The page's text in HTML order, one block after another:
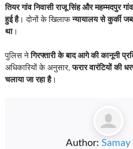
तियर गांव निवासी राजू सिंह और महम्मदपुर
हुई है। दोनों के खिलाफन्यायालय से कुर्की
था।
पुलिस नेगिरफ्तारी के बाद आगे की कानूनी
अधिकारियों के अनुसार,फरार वारंटियों की
चलाया जा रहा है।
Author: Samay